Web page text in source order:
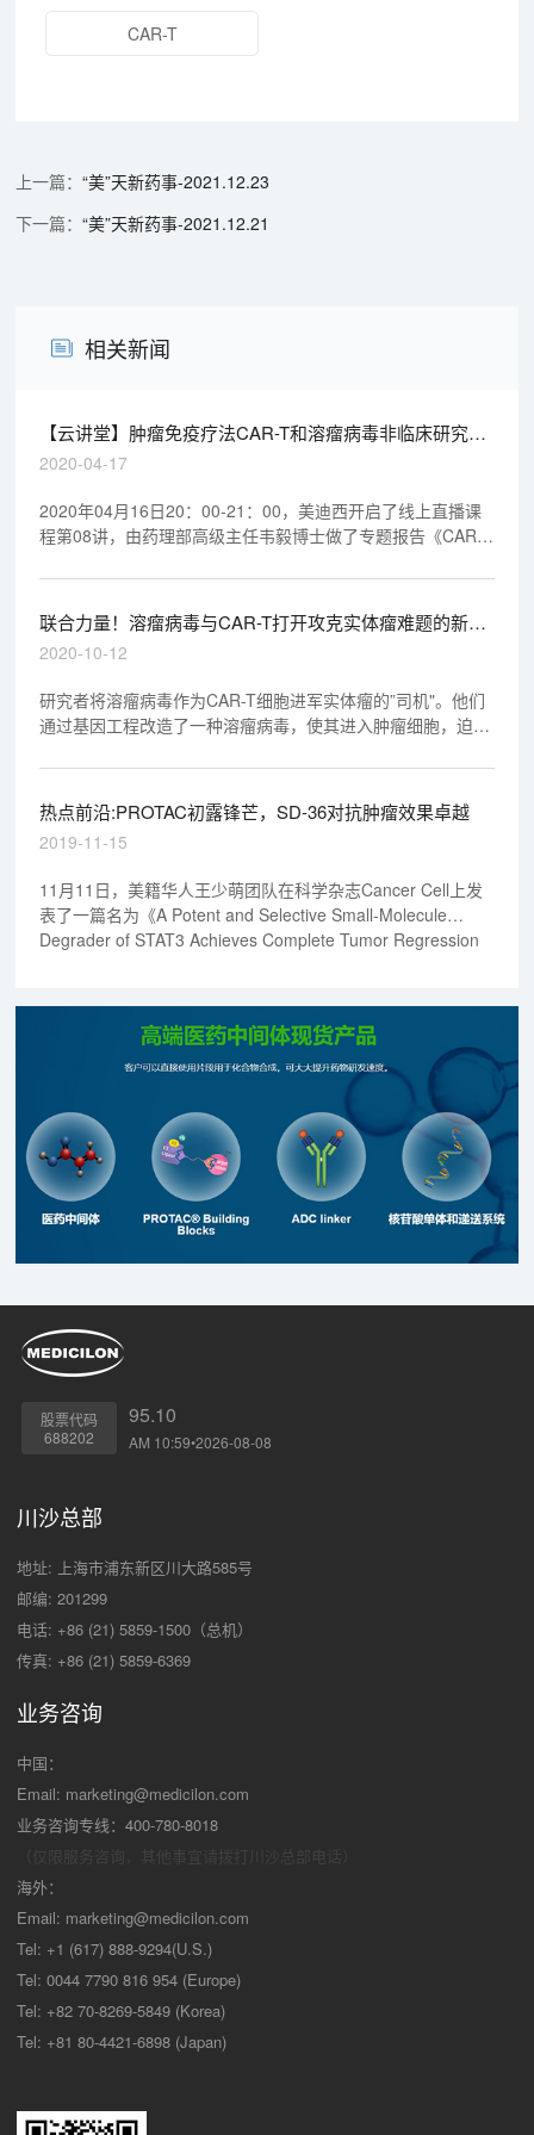
CAR-T
“美”天新药事-2021.12.23
“美”天新药事-2021.12.21
相关新闻
【云讲堂】肿瘤免疫疗法CAR-T和溶瘤病毒非临床研究考
虑要点
2020-04-17
2020年04月16日20：00-21：00，美迪西开启了线上直播课
程第08讲，由药理部高级主任韦毅博士做了专题报告《CAR-T
频。
联合力量！溶瘤病毒与CAR-T打开攻克实体瘤难题的新思
路
2020-10-12
研究者将溶瘤病毒作为CAR-T细胞进军实体瘤的”司机"。他们
通过基因工程改造了一种溶瘤病毒，使其进入肿瘤细胞，迫使
这种溶瘤病毒（被称为OV19t）能在三阴性乳腺癌细胞系以及
胰腺癌、前列腺癌、卵巢癌和头颈癌、脑肿瘤细胞中起效。
热点前沿:PROTAC初露锋芒，SD-36对抗肿瘤效果卓越
2019-11-15
11月11日，美籍华人王少萌团队在科学杂志Cancer Cell上发
表了一篇名为《A Potent and Selective Small-Molecule
Degrader of STAT3 Achieves Complete Tumor Regression
股票代码
688202
95.10
AM 10:59•2026-08-08
川沙总部
地址: 上海市浦东新区川大路585号
邮编: 201299
电话: +86 (21) 5859-1500（总机）
传真: +86 (21) 5859-6369
业务咨询
中国：
Email: marketing@medicilon.com
业务咨询专线：400-780-8018
海外：
Email: marketing@medicilon.com
Tel: +1 (617) 888-9294(U.S.)
Tel: 0044 7790 816 954 (Europe)
Tel: +82 70-8269-5849 (Korea)
Tel: +81 80-4421-6898 (Japan)